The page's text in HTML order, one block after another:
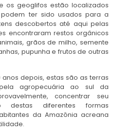
os geoglifos estão localizados
ter sido usados para a
descobertos até aqui pelas
encontraram restos orgânicos
grãos de milho, semente
pupunha e frutos de outras
depois, estas são as terras
agropecuária ao sul da
concentrar seu
destas diferentes formas
da Amazônia acreana